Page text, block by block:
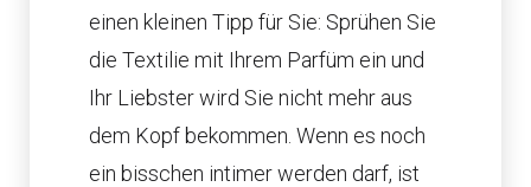
einen kleinen Tipp für Sie: Sprühen Sie
die Textilie mit Ihrem Parfüm ein und
Ihr Liebster wird Sie nicht mehr aus
dem Kopf bekommen. Wenn es noch
ein bisschen intimer werden darf, ist